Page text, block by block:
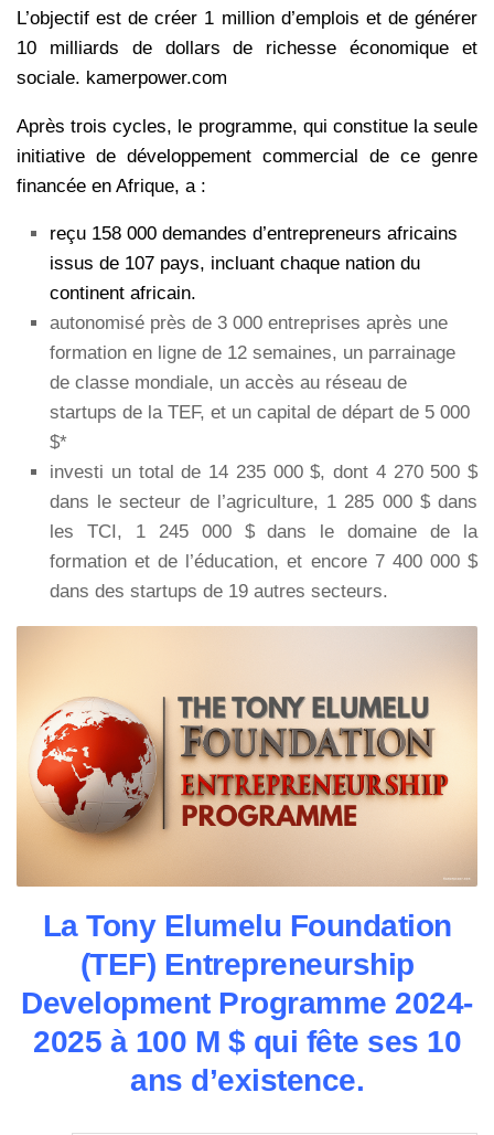
L’objectif est de créer 1 million d’emplois et de générer
10 milliards de dollars de richesse économique et
sociale. kamerpower.com
Après trois cycles, le programme, qui constitue la seule
initiative de développement commercial de ce genre
financée en Afrique, a :
reçu 158 000 demandes d’entrepreneurs africains
issus de 107 pays, incluant chaque nation du
continent africain.
autonomisé près de 3 000 entreprises après une
formation en ligne de 12 semaines, un parrainage
de classe mondiale, un accès au réseau de
startups de la TEF, et un capital de départ de 5 000
$*
investi un total de 14 235 000 $, dont 4 270 500 $
dans le secteur de l’agriculture, 1 285 000 $ dans
les TCI, 1 245 000 $ dans le domaine de la
formation et de l’éducation, et encore 7 400 000 $
dans des startups de 19 autres secteurs.
La Tony Elumelu Foundation
(TEF) Entrepreneurship
Development Programme 2024-
2025 à 100 M $ qui fête ses 10
ans d’existence.